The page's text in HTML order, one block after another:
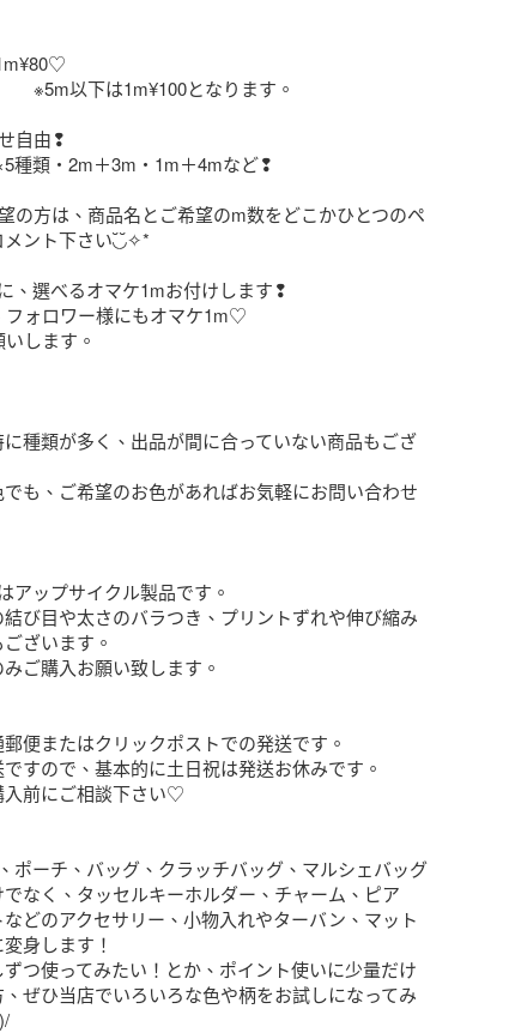
自由❢
の方は、商品名とご希望のm数をどこかひとつのペ
ント下さい◟̆◞̆✧*
、選べるオマケ1mお付けします❢
種類が多く、出品が間に合っていない商品もござ
も、ご希望のお色があればお気軽にお問い合わせ
アップサイクル製品です。
び目や太さのバラつき、プリントずれや伸び縮み
ざいます。
ご購入お願い致します。
便またはクリックポストでの発送です。
すので、基本的に土日祝は発送お休みです。
入前にご相談下さい♡
ポーチ、バッグ、クラッチバッグ、マルシェバッグ
なく、タッセルキーホルダー、チャーム、ピア
どのアクセサリー、小物入れやターバン、マット
身します！
つ使ってみたい！とか、ポイント使いに少量だけ
ぜひ当店でいろいろな色や柄をお試しになってみ